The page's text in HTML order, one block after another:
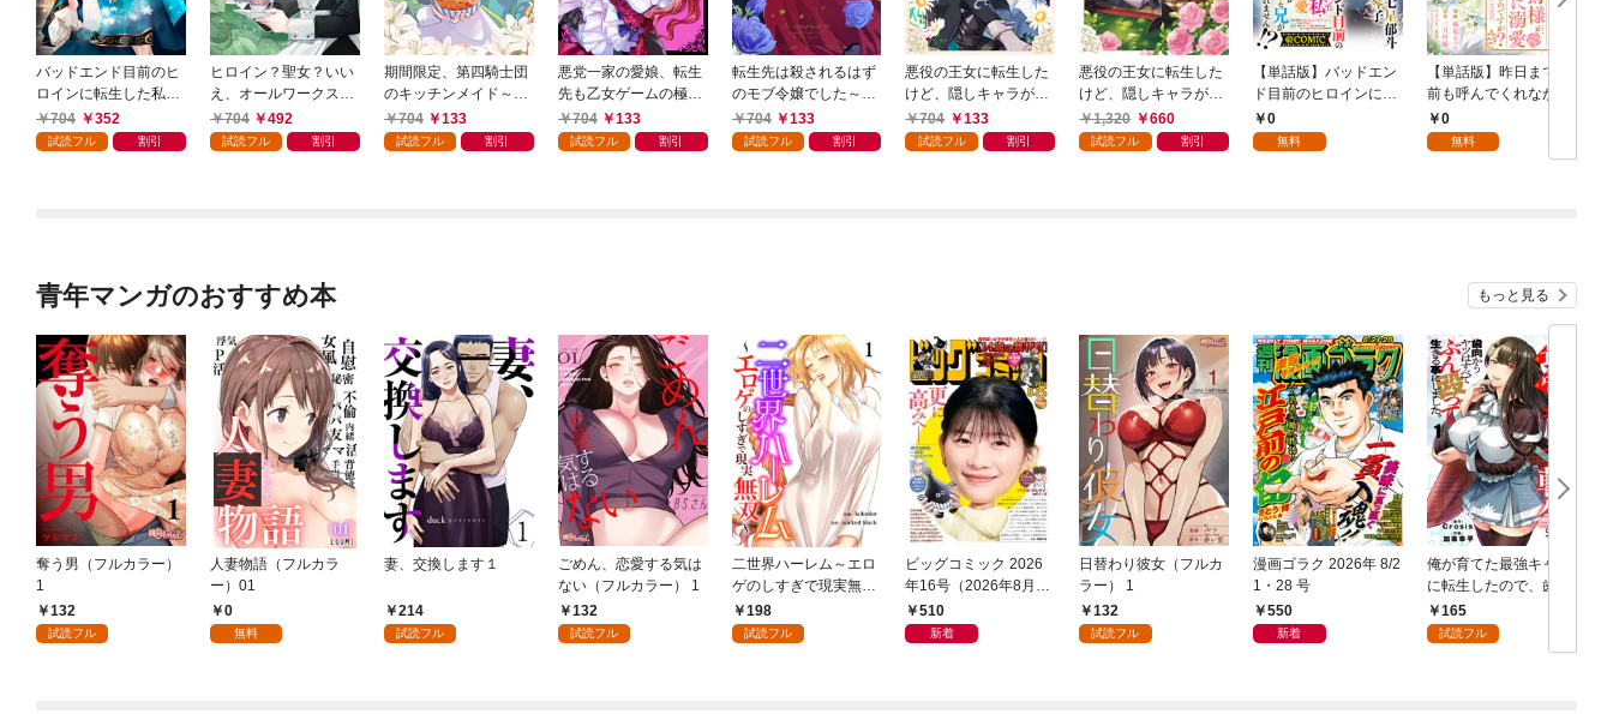
バッドエンド目前のヒ
ロインに転生した私、
今世では恋愛するつも
りがチートな兄が離し
704 352
試読フル 割引
ヒロイン？聖女？いい
え、オールワークスメ
イドです（誇）！@C
OMIC 第1巻
704 492
試読フル 割引
期間限定、第四騎士団
のキッチンメイド～結
婚したくないので就職
しました～@COMIC
704 133
試読フル 割引
悪党一家の愛娘、転生
先も乙女ゲームの極道
令嬢でした。～最上級
ランクの悪役さま、そ
704 133
試読フル 割引
転生先は殺されるはず
のモブ令嬢でした～見
知らぬ公爵様との婚約
は想定外です～@COM
704 133
試読フル 割引
悪役の王女に転生した
けど、隠しキャラが隠
れてない。～光差す世
界で君と～@COMIC
704 133
試読フル 割引
悪役の王女に転生した
けど、隠しキャラが隠
れてない。【電子書籍
限定書き下ろしSS付
1,320 660
試読フル 割引
【単話版】バッドエン
ド目前のヒロインに転
生した私、今世では恋
愛するつもりがチート
0
無料
【単話版】昨日まで名
前も呼んでくれなかっ
た公爵様が、急に溺愛
してくるのですが？@
0
無料
青年マンガのおすすめ本 もっと見る
奪う男（フルカラー）
1
132
試読フル
人妻物語（フルカラ
ー）01
0
無料
妻、交換します１
214
試読フル
ごめん、恋愛する気は
ない（フルカラー） 1
132
試読フル
二世界ハーレム～エロ
ゲのしすぎで現実無双
～１198
試読フル
ビッグコミック 2026
年16号（2026年8月7
日発売）
510
新着
日替わり彼女（フルカ
ラー） 1
132
試読フル
漫画ゴラク 2026年 8/2
1・28 号
550
新着
俺が育てた最強キャラ
に転生したので、歯向
かうヤツはすべてぶん
殴って生きる事にしま
165
試読フル